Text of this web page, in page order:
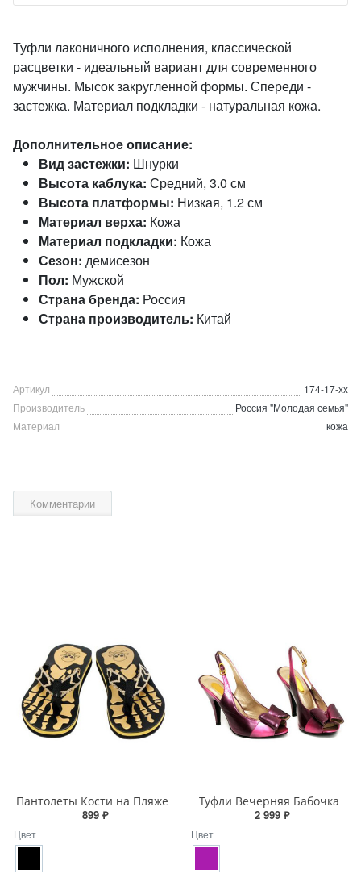
Туфли лаконичного исполнения, классической
расцветки - идеальный вариант для современного
мужчины. Мысок закругленной формы. Спереди -
застежка. Материал подкладки - натуральная кожа.
Дополнительное описание:
Вид застежки: Шнурки
Высота каблука: Средний, 3.0 см
Высота платформы: Низкая, 1.2 см
Материал верха: Кожа
Материал подкладки: Кожа
Сезон: демисезон
Пол: Мужской
Страна бренда: Россия
Страна производитель: Китай
Артикул
174-17-xx
Производитель
Россия "Молодая семья"
Материал
кожа
Комментарии
Пантолеты Кости на Пляже
899 ₽
Цвет
Туфли Вечерняя Бабочка
2 999 ₽
Цвет